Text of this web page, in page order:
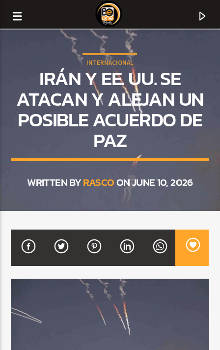
CURRENT TRACK
ARTIST
9:00 PM
INTERNACIONAL
IRÁN Y EE. UU. SE
ATACAN Y ALEJAN UN
POSIBLE ACUERDO DE
PAZ
WRITTEN BYRASCOON JUNE 10, 2026